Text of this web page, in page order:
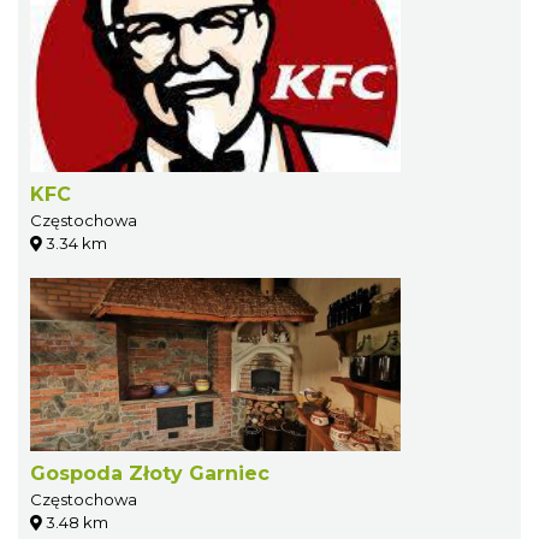
KFC
Częstochowa
3.34 km
Gospoda Złoty Garniec
Częstochowa
3.48 km